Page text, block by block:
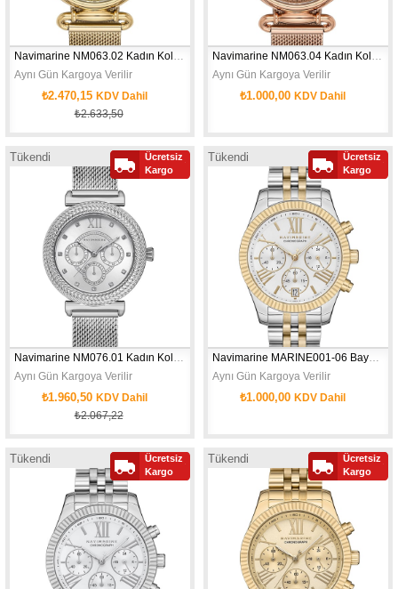
Navimarine NM063.02 Kadın Kol Saati
Aynı Gün Kargoya Verilir
₺2.470,15 KDV Dahil
₺2.633,50
Navimarine NM063.04 Kadın Kol Saati
Aynı Gün Kargoya Verilir
₺1.000,00 KDV Dahil
Tükendi
Navimarine NM076.01 Kadın Kol Saati
Aynı Gün Kargoya Verilir
₺1.960,50 KDV Dahil
₺2.067,22
Ücretsiz
Kargo
Tükendi
Navimarine MARINE001-06 Bayan Kol Saati
Aynı Gün Kargoya Verilir
₺1.000,00 KDV Dahil
Ücretsiz
Kargo
Tükendi
Ücretsiz
Kargo
Tükendi
Ücretsiz
Kargo